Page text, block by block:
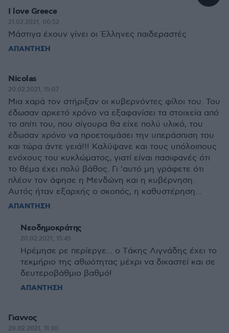
I love Greece
21.02.2021, 00:52
Μάστιγα έχουν γίνει οι Έλληνες παιδεραστές
ΑΠΑΝΤΗΣΗ
Nicolas
20.02.2021, 15:07
Μια χαρά τον στήριξαν οι κυβερνόντες φίλοι του. Του
έδωσαν αρκετό χρόνο να εξαφανίσει τα στοιχεία από
το σπίτι του, που σίγουρα θα είχε πολύ υλικό, του
έδωσαν χρόνο να προετοιμάσει την υπεράσπιση του
και τώρα άντε γειά!!! Καλύψανε και τους υπόλοιπους
ενόχους του κυκλώματος, γιατί είναι πασιφανές ότι
το θέμα έχει πολύ βάθος. Γι 'αυτό μη γράφετε ότι
πλέον τον άφησε η Μενδώνη και η κυβέρνηση.
Αυτός ήταν εξαρχής ο σκοπός, η καθυστέρηση...
ΑΠΑΝΤΗΣΗ
Νεοδημοκράτης
20.02.2021, 15:45
Ηρέμησε ρε περίεργε... o Tάκης Λιγvάδης έχει το
τεκμήριo της αθωότητας μέχρι να δικαστεί και σε
δευτερoβάθμιο βαθμό!
ΑΠΑΝΤΗΣΗ
Γιαννος
20.02.2021, 11:30